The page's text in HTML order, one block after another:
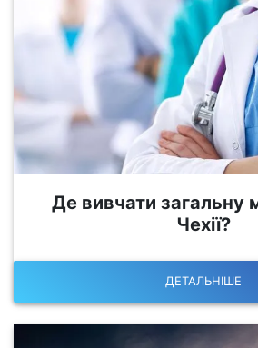
Де вивчати загальну
Чехії?
ДЕТАЛЬНІШЕ